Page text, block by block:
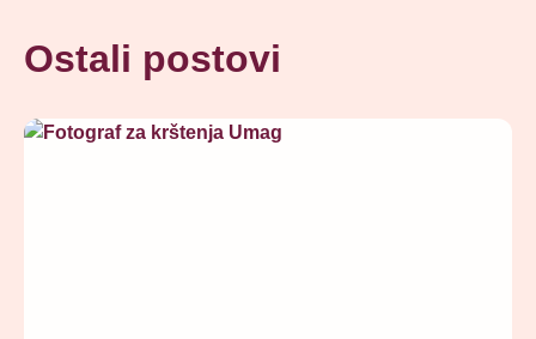
Ostali postovi